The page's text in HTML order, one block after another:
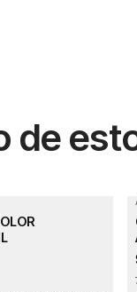
de